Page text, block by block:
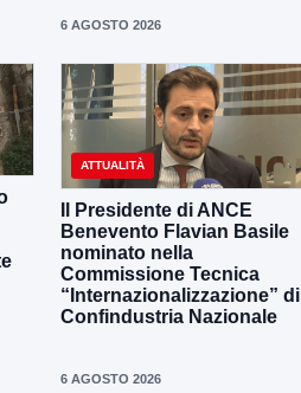
6 AGOSTO 2026
ATTUALITÀ
Il Presidente di ANCE
Benevento Flavian Basile
nominato nella
Commissione Tecnica
“Internazionalizzazione” di
Confindustria Nazionale
6 AGOSTO 2026